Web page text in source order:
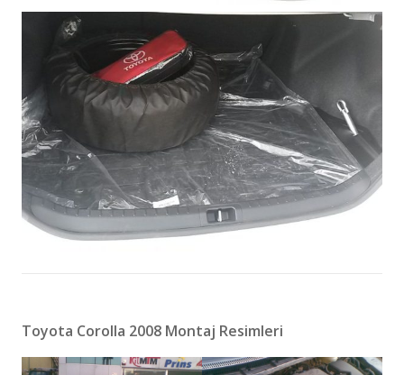
Toyota Corolla 2008 Montaj Resimleri